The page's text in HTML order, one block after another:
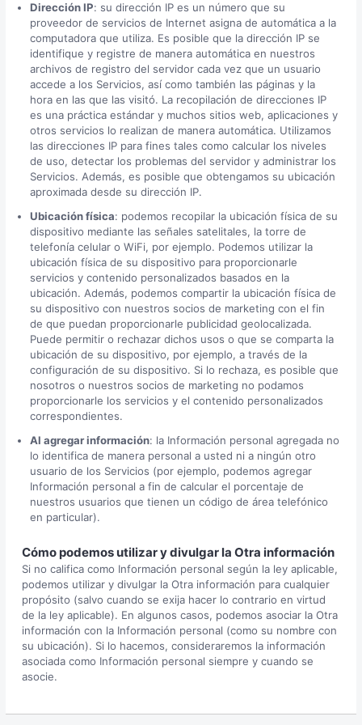
Dirección IP: su dirección IP es un número que su
proveedor de servicios de Internet asigna de automática a la
computadora que utiliza. Es posible que la dirección IP se
identifique y registre de manera automática en nuestros
archivos de registro del servidor cada vez que un usuario
accede a los Servicios, así como también las páginas y la
hora en las que las visitó. La recopilación de direcciones IP
es una práctica estándar y muchos sitios web, aplicaciones y
otros servicios lo realizan de manera automática. Utilizamos
las direcciones IP para fines tales como calcular los niveles
de uso, detectar los problemas del servidor y administrar los
Servicios. Además, es posible que obtengamos su ubicación
aproximada desde su dirección IP.
Ubicación física: podemos recopilar la ubicación física de su
dispositivo mediante las señales satelitales, la torre de
telefonía celular o WiFi, por ejemplo. Podemos utilizar la
ubicación física de su dispositivo para proporcionarle
servicios y contenido personalizados basados en la
ubicación. Además, podemos compartir la ubicación física de
su dispositivo con nuestros socios de marketing con el fin
de que puedan proporcionarle publicidad geolocalizada.
Puede permitir o rechazar dichos usos o que se comparta la
ubicación de su dispositivo, por ejemplo, a través de la
configuración de su dispositivo. Si lo rechaza, es posible que
nosotros o nuestros socios de marketing no podamos
proporcionarle los servicios y el contenido personalizados
correspondientes.
Al agregar información: la Información personal agregada no
lo identifica de manera personal a usted ni a ningún otro
usuario de los Servicios (por ejemplo, podemos agregar
Información personal a fin de calcular el porcentaje de
nuestros usuarios que tienen un código de área telefónico
en particular).
Cómo podemos utilizar y divulgar la Otra información
Si no califica como Información personal según la ley aplicable,
podemos utilizar y divulgar la Otra información para cualquier
propósito (salvo cuando se exija hacer lo contrario en virtud
de la ley aplicable). En algunos casos, podemos asociar la Otra
información con la Información personal (como su nombre con
su ubicación). Si lo hacemos, consideraremos la información
asociada como Información personal siempre y cuando se
asocie.